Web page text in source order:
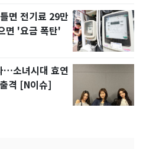
면 전기료 29만
면 '요금 폭탄'
…소녀시대 효연
격 [N이슈]